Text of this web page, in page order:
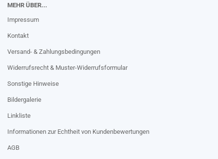
MEHR ÜBER...
Impressum
Kontakt
Versand- & Zahlungsbedingungen
Widerrufsrecht & Muster-Widerrufsformular
Sonstige Hinweise
Bildergalerie
Linkliste
Informationen zur Echtheit von Kundenbewertungen
AGB